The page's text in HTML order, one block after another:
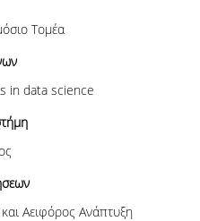
Τομέα
in data science
Αειφόρος Ανάπτυξη